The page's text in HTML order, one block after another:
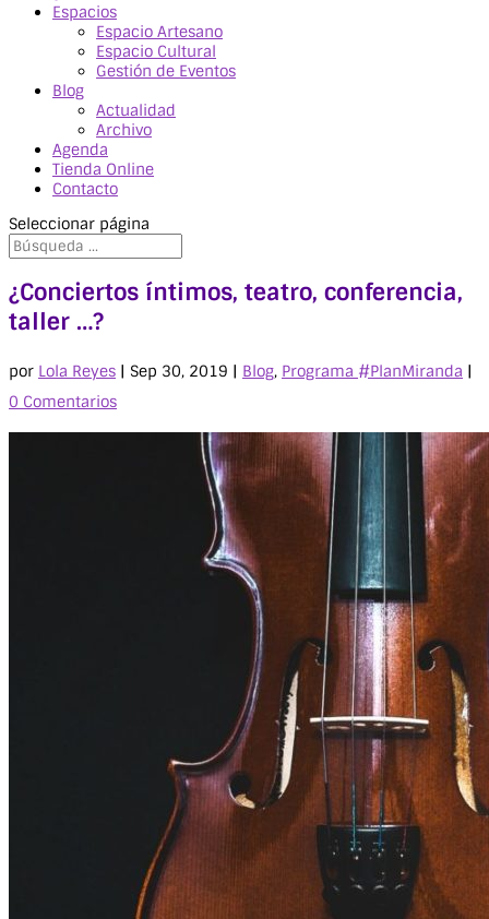
Espacios
Espacio Artesano
Espacio Cultural
Gestión de Eventos
Blog
Actualidad
Archivo
Agenda
Tienda Online
Contacto
Seleccionar página
¿Conciertos íntimos, teatro, conferencia,
taller …?
por Lola Reyes | Sep 30, 2019 | Blog, Programa #PlanMiranda |
0 Comentarios